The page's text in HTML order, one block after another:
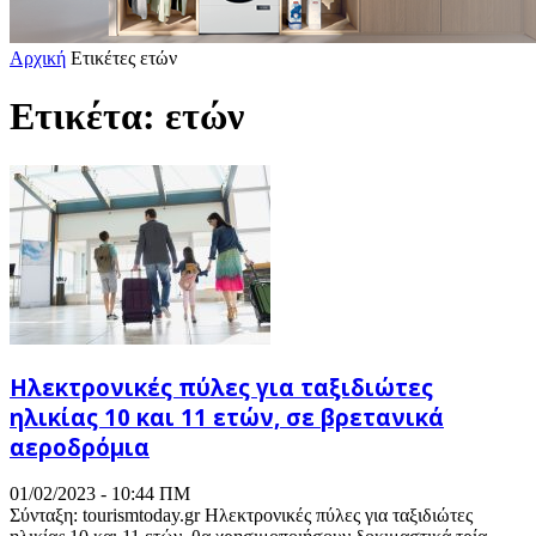
Αρχική Ετικέτες ετών
Ετικέτα: ετών
Ηλεκτρονικές πύλες για ταξιδιώτες
ηλικίας 10 και 11 ετών, σε βρετανικά
αεροδρόμια
01/02/2023 - 10:44 ΠΜ
Σύνταξη: tourismtoday.gr Ηλεκτρονικές πύλες για ταξιδιώτες